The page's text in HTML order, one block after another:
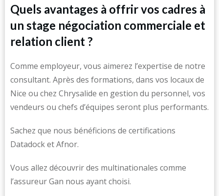
Quels avantages à offrir vos cadres à
un stage négociation commerciale et
relation client ?
Comme employeur, vous aimerez l’expertise de notre
consultant. Après des formations, dans vos locaux de
Nice ou chez Chrysalide en gestion du personnel, vos
vendeurs ou chefs d’équipes seront plus performants.
Sachez que nous bénéficions de certifications
Datadock et Afnor.
Vous allez découvrir des multinationales comme
l’assureur Gan nous ayant choisi.